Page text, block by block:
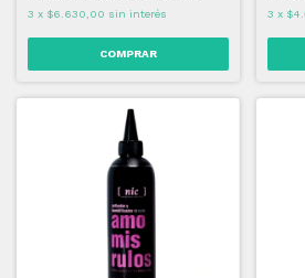
3 x $6.630,00 sin interés 3 x